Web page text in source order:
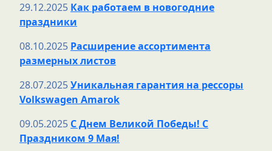
29.12.2025 Как работаем в новогодние
праздники
08.10.2025 Расширение ассортимента
размерных листов
28.07.2025Уникальная гарантия на рессоры
Volkswagen Amarok
09.05.2025 С Днем Великой Победы! С
Праздником 9 Мая!